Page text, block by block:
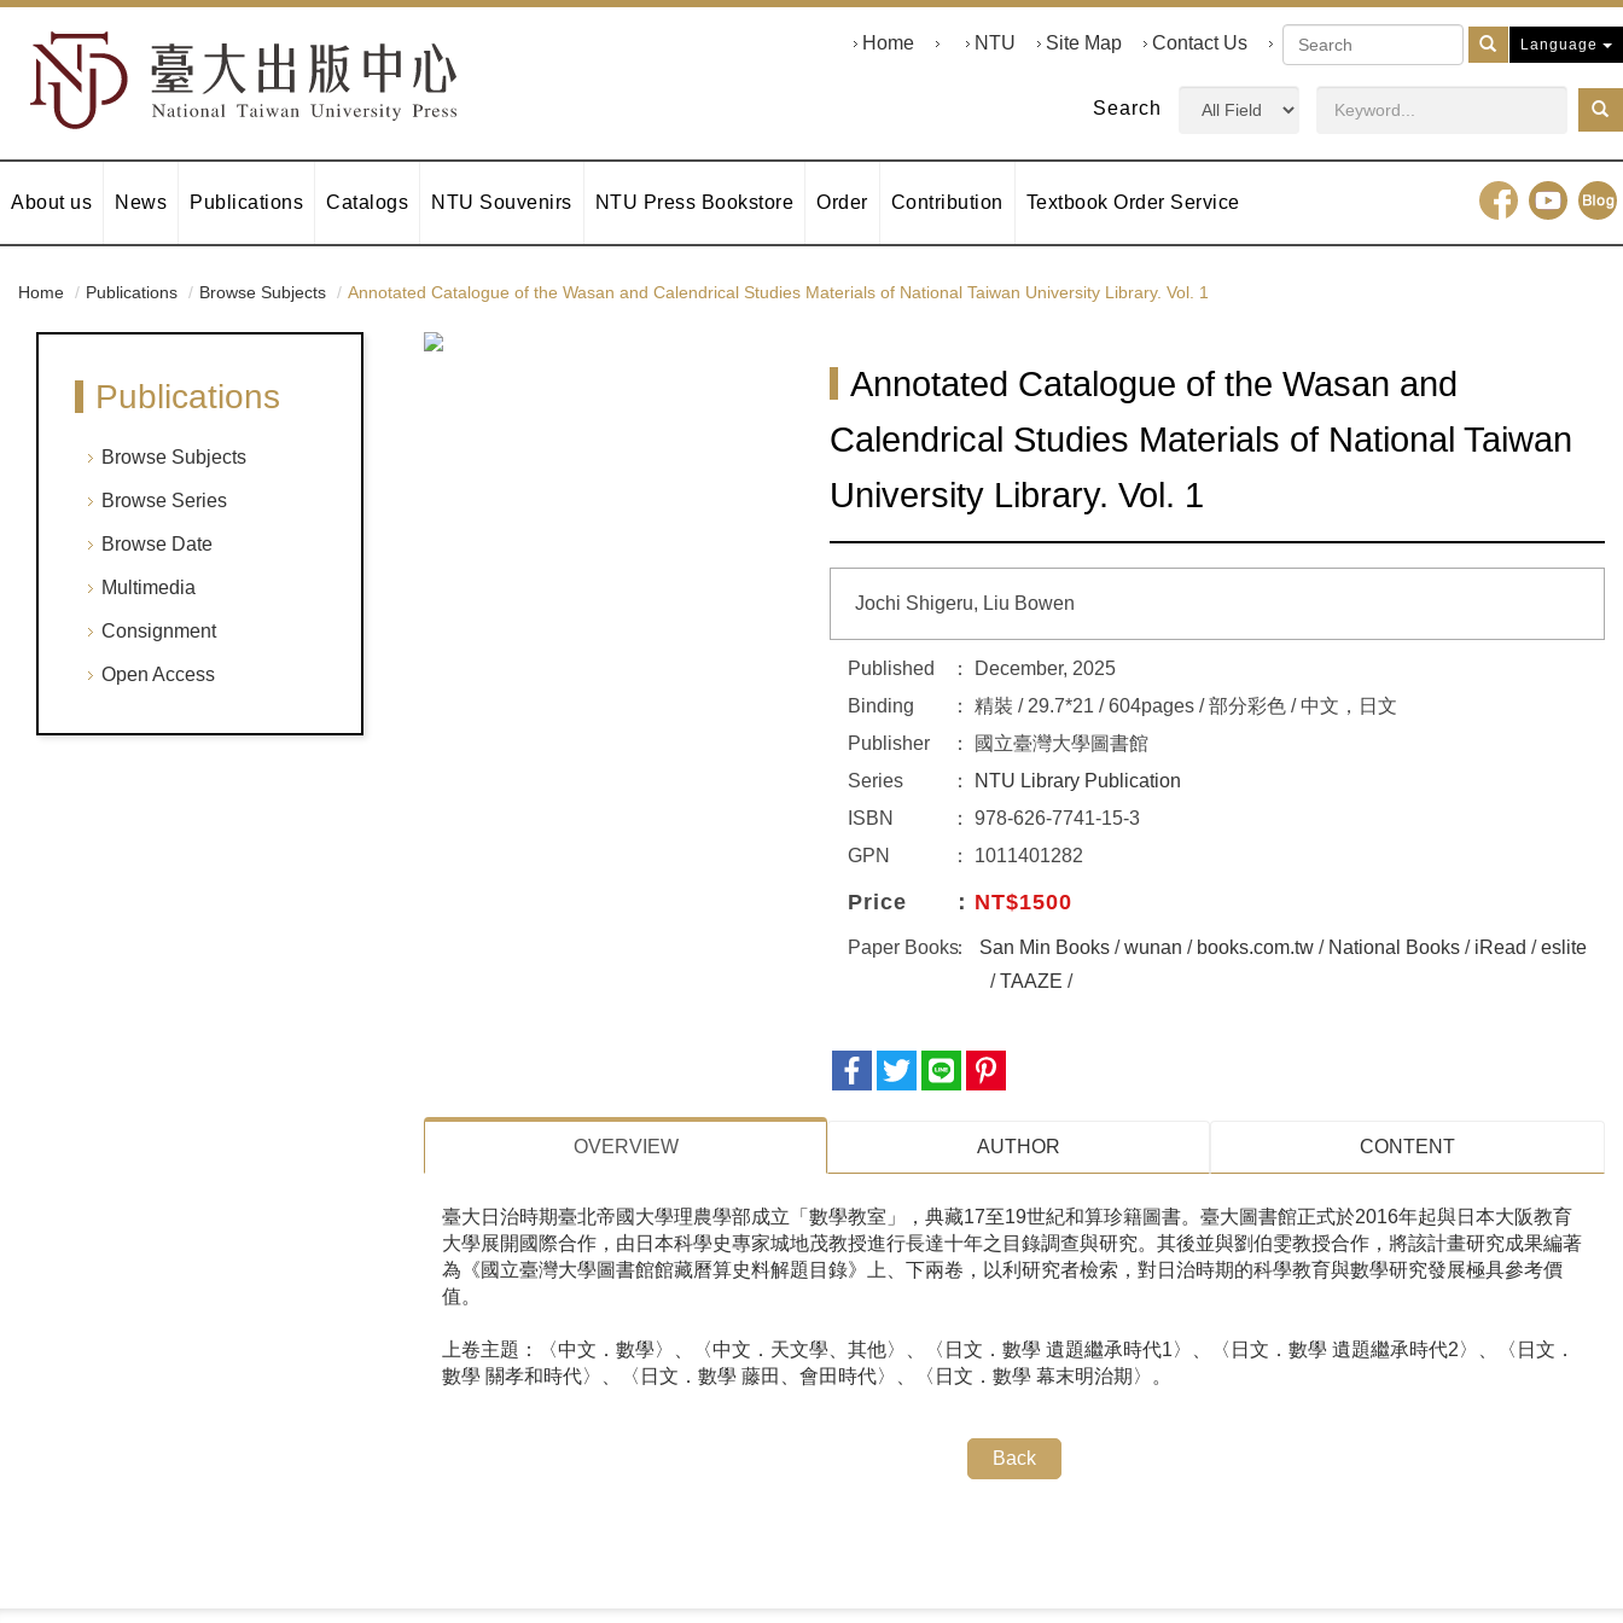
Search
Home NTU Site Map Contact Us
About us News Publications Catalogs NTU Souvenirs NTU Press Bookstore Order Contribution Textbook Order Service
Language
Home Publications Browse Subjects Annotated Catalogue of the Wasan and Calendrical Studies Materials of National Taiwan University Library. Vol. 1
Publications
Browse Subjects
Browse Series
Browse Date
Multimedia
Consignment
Open Access
Annotated Catalogue of the Wasan and
Calendrical Studies Materials of National Taiwan
University Library. Vol. 1
Jochi Shigeru, Liu Bowen
Published
December, 2025
Binding
精裝 / 29.7*21 / 604pages / 部分彩色 / 中文，日文
Publisher
國立臺灣大學圖書館
Series
NTU Library Publication
ISBN
978-626-7741-15-3
GPN
1011401282
Price NT$1500
Paper Books San Min Books /wunan / books.com.tw / National Books / iRead /eslite
/TAAZE /
OVERVIEW AUTHOR CONTENT
臺大日治時期臺北帝國大學理農學部成立「數學教室」，典藏17至19世紀和算珍籍圖書。臺大圖書館正式於2016年起與日本大阪教育
大學展開國際合作，由日本科學史專家城地茂教授進行長達十年之目錄調查與研究。其後並與劉伯雯教授合作，將該計畫研究成果編著
為《國立臺灣大學圖書館館藏曆算史料解題目錄》上、下兩卷，以利研究者檢索，對日治時期的科學教育與數學研究發展極具參考價
值。
上卷主題：〈中文．數學〉、〈中文．天文學、其他〉、〈日文．數學 遺題繼承時代1〉、〈日文．數學 遺題繼承時代2〉、〈日文．
數學 關孝和時代〉、〈日文．數學 藤田、會田時代〉、〈日文．數學 幕末明治期〉。
Back